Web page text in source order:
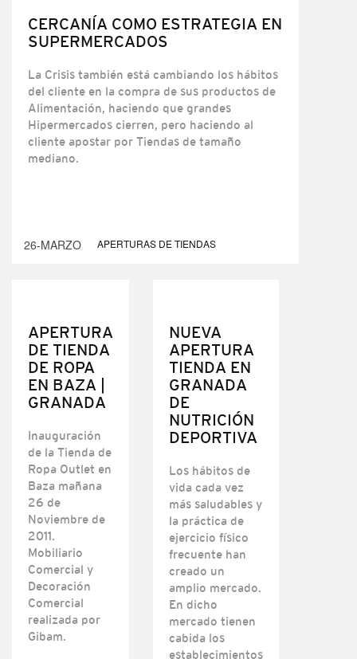
CERCANÍA COMO ESTRATEGIA EN
SUPERMERCADOS
La Crisis también está cambiando los hábitos
del cliente en la compra de sus productos de
Alimentación, haciendo que grandes
Hipermercados cierren, pero haciendo al
cliente apostar por Tiendas de tamaño
mediano.
26-MARZO APERTURAS DE TIENDAS
APERTURA
DE TIENDA
DE ROPA
EN BAZA |
GRANADA
Inauguración
de la Tienda de
Ropa Outlet en
Baza mañana
26 de
Noviembre de
2011.
Mobiliario
Comercial y
Decoración
Comercial
realizada por
Gibam.
NUEVA
APERTURA
TIENDA EN
GRANADA
DE
NUTRICIÓN
DEPORTIVA
Los hábitos de
vida cada vez
más saludables y
la práctica de
ejercicio físico
frecuente han
creado un
amplio mercado.
En dicho
mercado tienen
cabida los
establecimientos